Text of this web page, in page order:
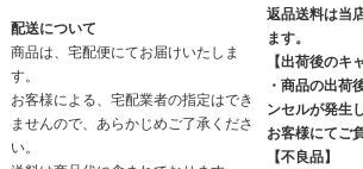
配送について
商品は、宅配便にてお届けいたしま
す。
お客様による、宅配業者の指定はでき
ませんので、あらかじめご了承くださ
い。
返品送料は当
ます。
【出荷後のキ
・商品の出荷
ンセルが発生
お客様にてご
【不良品】